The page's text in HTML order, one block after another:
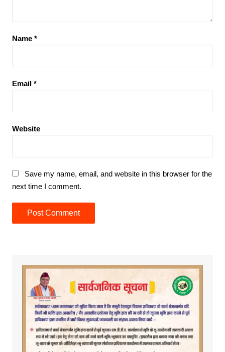
Name *
Email *
Website
Save my name, email, and website in this browser for the
next time I comment.